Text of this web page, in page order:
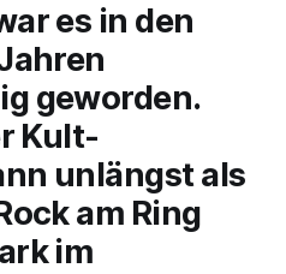
es in den
geworden.
Kult-
unlängst als
am Ring
im